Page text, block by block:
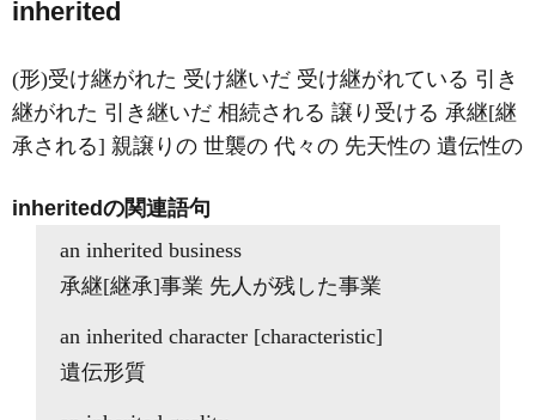
inherited
(形)受け継がれた 受け継いだ 受け継がれている 引き
継がれた 引き継いだ 相続される 譲り受ける 承継[継
承される] 親譲りの 世襲の 代々の 先天性の 遺伝性の
inheritedの関連語句
an inherited business
承継[継承]事業 先人が残した事業
an inherited character [characteristic]
遺伝形質